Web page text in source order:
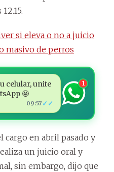
si eleva o no a juicio
masivo de perros
celular, unite
🤩
09:57 ✓✓
1
cargo en abril pasado y
un juicio oral y
sin embargo, dijo que